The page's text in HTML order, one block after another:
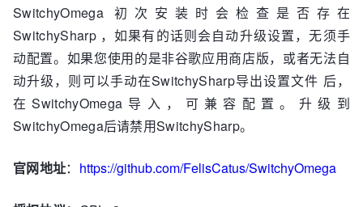
SwitchyOmega 初次安装时会检查是否存在
SwitchySharp ，如果有的话则会自动升级设置，无须手
动配置。如果您使用的是非谷歌应用商店版，或者无法自
动升级，则可以手动在SwitchySharp导出设置文件 后，
在SwitchyOmega导入，可兼容配置。升级到
SwitchyOmega后请禁用SwitchySharp。
官网地址： https://github.com/FelisCatus/SwitchyOmega